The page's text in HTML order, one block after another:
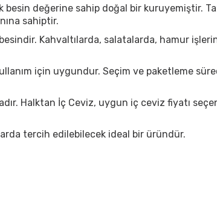
değerine sahip doğal bir kuruyemiştir.
sahiptir.
Kahvaltılarda, salatalarda, hamur
için uygundur. Seçim ve paketleme
Halktan İç Ceviz, uygun iç ceviz fiyatı
tercih edilebilecek ideal bir üründür.